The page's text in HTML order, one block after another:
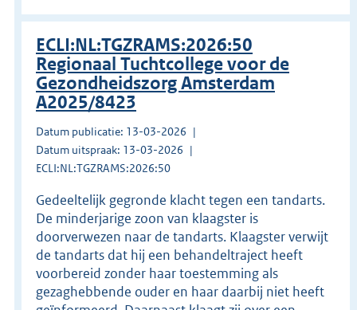
ECLI:NL:TGZRAMS:2026:50
Regionaal Tuchtcollege voor de
Gezondheidszorg Amsterdam
A2025/8423
Datum publicatie: 13-03-2026
Datum uitspraak: 13-03-2026
ECLI:NL:TGZRAMS:2026:50
Gedeeltelijk gegronde klacht tegen een tandarts.
De minderjarige zoon van klaagster is
doorverwezen naar de tandarts. Klaagster verwijt
de tandarts dat hij een behandeltraject heeft
voorbereid zonder haar toestemming als
gezaghebbende ouder en haar daarbij niet heeft